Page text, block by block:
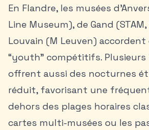
En Flandre, les musées
Line Museum), de Gand
Louvain (M Leuven)
“youth” compétitifs.
offrent aussi des nocturnes
réduit, favorisant une
dehors des plages horaires
cartes multi-musées ou les